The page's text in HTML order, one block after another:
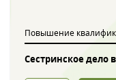
Повышение
Сестринское дело